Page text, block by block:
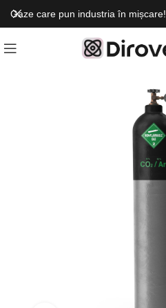
Gaze care pun industria în mișcare!